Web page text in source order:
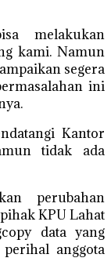
melakukan
kami. Namun
segera
ini
Kantor
tidak ada
perubahan
KPU Lahat
data yang
anggota